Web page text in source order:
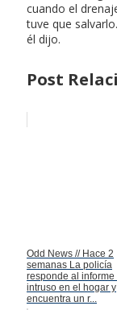
cuando el
tuve que
él dijo.
Post
Odd News // Hace 2
semanas La policía
responde al informe
intruso en el hogar y
encuentra un r...